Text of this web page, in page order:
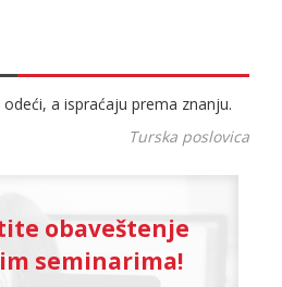
a ispraćaju prema znanju.
Turska poslovica
obaveštenje
seminarima!